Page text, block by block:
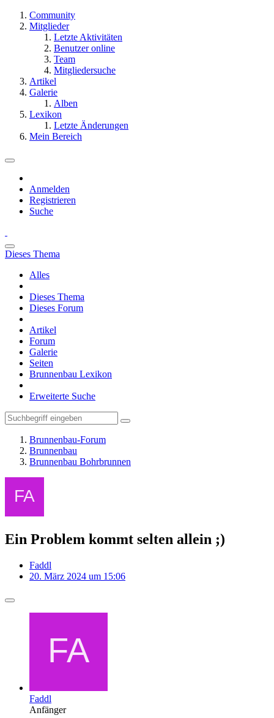
Community
Mitglieder
Letzte Aktivitäten
Benutzer online
Team
Mitgliedersuche
Artikel
Galerie
Alben
Lexikon
Letzte Änderungen
Mein Bereich
Anmelden
Registrieren
Suche
Dieses Thema
Alles
Dieses Thema
Dieses Forum
Artikel
Forum
Galerie
Seiten
Brunnenbau Lexikon
Erweiterte Suche
Brunnenbau-Forum
Brunnenbau
Brunnenbau Bohrbrunnen
Ein Problem kommt selten allein ;)
Faddl
20. März 2024 um 15:06
Faddl
Anfänger